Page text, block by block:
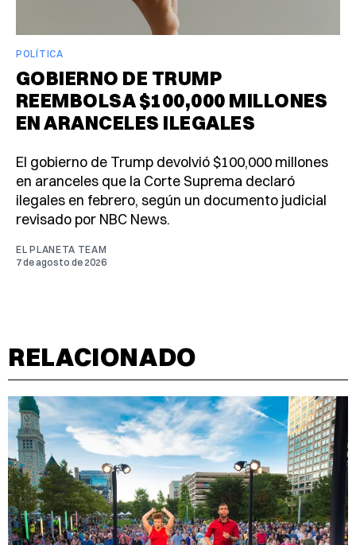
POLÍTICA
GOBIERNO DE TRUMP
REEMBOLSA $100,000 MILLONES
EN ARANCELES ILEGALES
El gobierno de Trump devolvió $100,000 millones
en aranceles que la Corte Suprema declaró
ilegales en febrero, según un documento judicial
revisado por NBC News.
EL PLANETA TEAM
7 de agosto de 2026
RELACIONADO